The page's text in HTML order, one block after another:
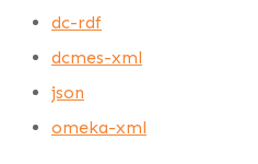
dc-rdf
dcmes-xml
json
omeka-xml